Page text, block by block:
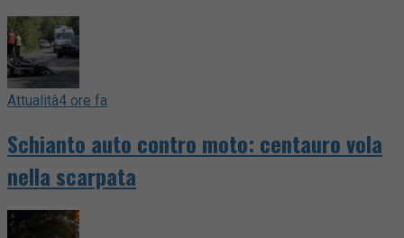
Attualità4 ore fa
Schianto auto contro moto: centauro vola
nella scarpata